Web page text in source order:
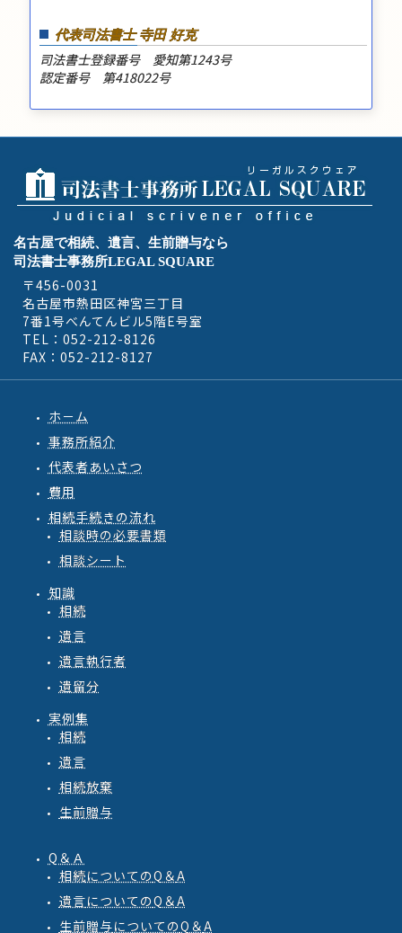
代表司法書士 寺田 好克
司法書士登録番号 愛知第1243号
認定番号 第418022号
名古屋で相続、遺言、生前贈与なら
司法書士事務所LEGAL SQUARE
〒456-0031
名古屋市熱田区神宮三丁目
7番1号べんてんビル5階E号室
TEL：052-212-8126
FAX：052-212-8127
ホ－ム
事務所紹介
代表者あいさつ
費用
相続手続きの流れ
相談時の必要書類
相談シート
知識
相続
遺言
遺言執行者
遺留分
実例集
相続
遺言
相続放棄
生前贈与
Q＆Ａ
相続についてのQ ＆A
遺言についてのQ ＆A
生前贈与についてのQ ＆A